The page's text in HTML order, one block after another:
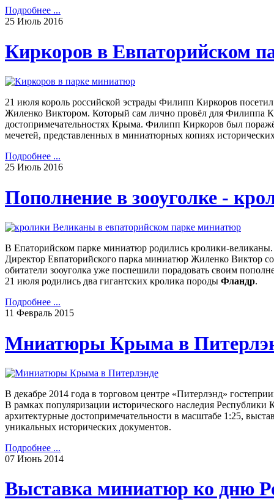
Подробнее ...
25 Июль 2016
Киркоров в Евпаторийском
21 июля король российской эстрады Филипп Киркоров
Жиленко Виктором. Который сам лично провёл для Филиппа
достопримечательностях Крыма. Филипп Киркоров был
мечетей, представленных в миниатюрных копиях
Подробнее ...
25 Июль 2016
Пополнение в зооуголке -
В Епаторийском парке миниатюр родились кролики-великаны.
Директор Евпаторийского парка миниатюр Жиленко Виктор
обитатели зооуголка уже поспешили порадовать своим
21 июля родились два гигантских кролика породы Фландр.
Подробнее ...
11 Февраль 2015
Мниатюры Крыма в
В декабре 2014 года в торговом центре «Питерлэнд»
В рамках популяризации исторического наследия
архитектурные достопримечательности в масштабе 1:25,
уникальных исторических документов.
Подробнее ...
07 Июнь 2014
Выставка миниатюр ко дню